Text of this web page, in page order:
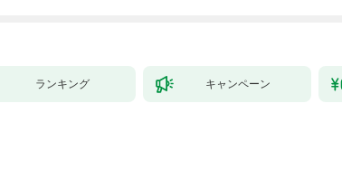
ランキング キャンペーン